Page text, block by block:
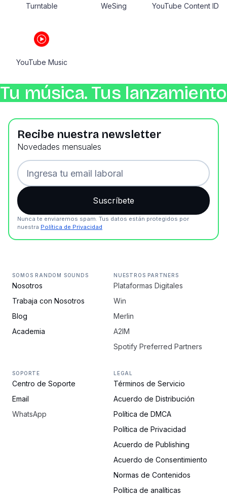
Turntable WeSing YouTube Content ID
YouTube Music
Tu música. Tus
Recibe nuestra newsletter
Novedades mensuales
Nunca te enviaremos spam. Tus datos están protegidos por
nuestra Política de Privacidad
SOMOS RANDOM SOUNDS
Nosotros
Trabaja con Nosotros
Blog
Academia
NUESTROS PARTNERS
Plataformas Digitales
Win
Merlin
A2IM
Spotify Preferred Partners
SOPORTE
Centro de Soporte
Email
WhatsApp
LEGAL
Términos de Servicio
Acuerdo de Distribución
Política de DMCA
Política de Privacidad
Acuerdo de Publishing
Acuerdo de Consentimiento
Normas de Contenidos
Política de analíticas